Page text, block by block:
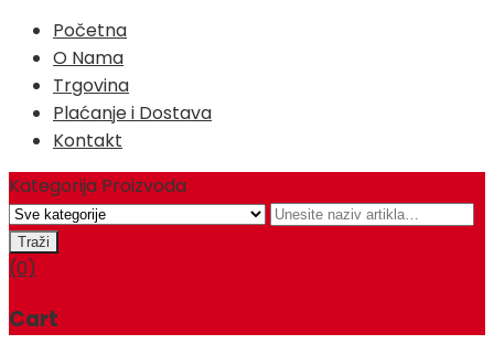
Početna
O Nama
Trgovina
Plaćanje i Dostava
Kontakt
Kategorija Proizvoda
(0)
Cart